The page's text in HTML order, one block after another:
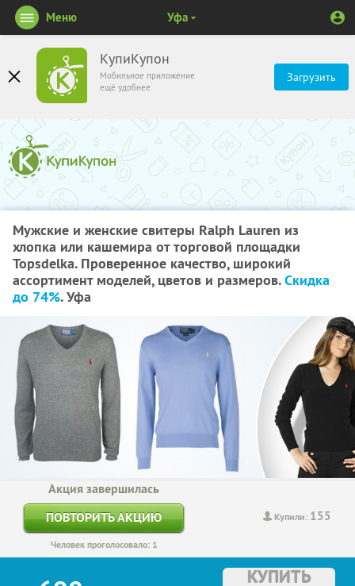
КупиКупон
Мобильное приложение
ещё удобнее
Загрузить
Меню Уфа
Мужские и женские свитеры Ralph Lauren из
хлопка или кашемира от торговой площадки
Topsdelka. Проверенное качество, широкий
ассортимент моделей, цветов и размеров.Скидка
до 74%. Уфа
Купили: 155
Акция завершилась
ПОВТОРИТЬ АКЦИЮ
Человек проголосовало: 1
КУПИТЬ